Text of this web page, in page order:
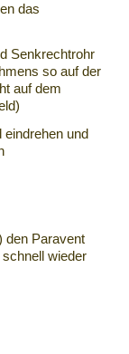
das
Senkrechtrohr
so auf der
auf dem
und
den Paravent
wieder